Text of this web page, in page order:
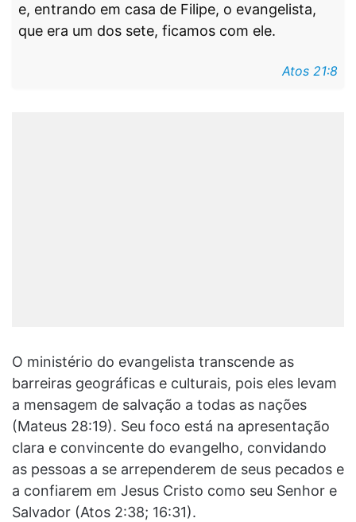
e, entrando em casa de Filipe, o evangelista,
que era um dos sete, ficamos com ele.
Atos 21:8
O ministério do evangelista transcende as
barreiras geográficas e culturais, pois eles levam
a mensagem de salvação a todas as nações
(Mateus 28:19). Seu foco está na apresentação
clara e convincente do evangelho, convidando
as pessoas a se arrependerem de seus pecados e
a confiarem em Jesus Cristo como seu Senhor e
Salvador (Atos 2:38; 16:31).